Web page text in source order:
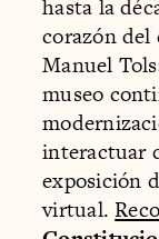
hasta la
corazón del
Manuel
museo
interactuar
exposición
virtual.